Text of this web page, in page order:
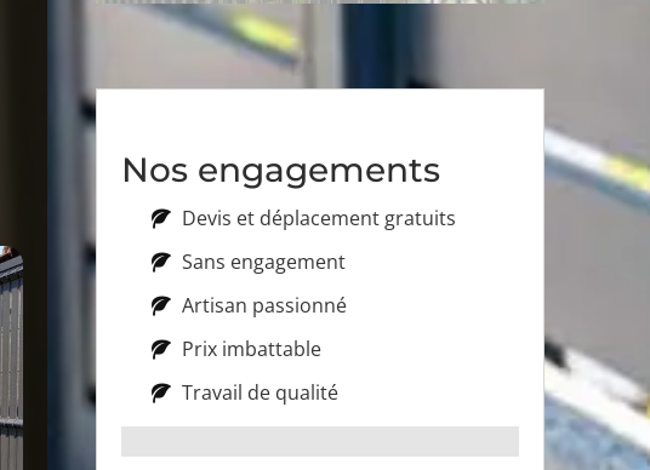
Nos engagements
Devis et déplacement gratuits
Sans engagement
Artisan passionné
Prix imbattable
Travail de qualité